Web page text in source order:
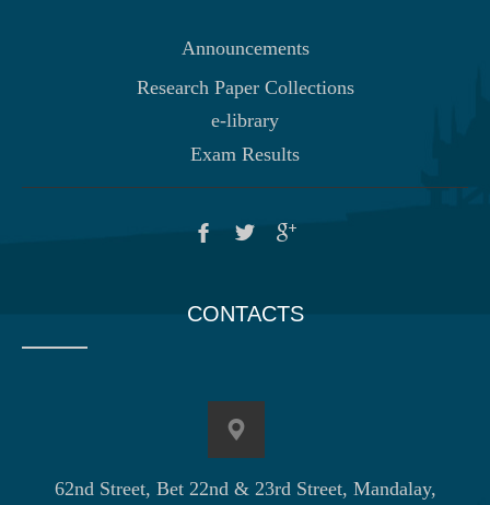
Announcements
Research Paper Collections
e-library
Exam Results
CONTACTS
62nd Street, Bet 22nd & 23rd Street, Mandalay,